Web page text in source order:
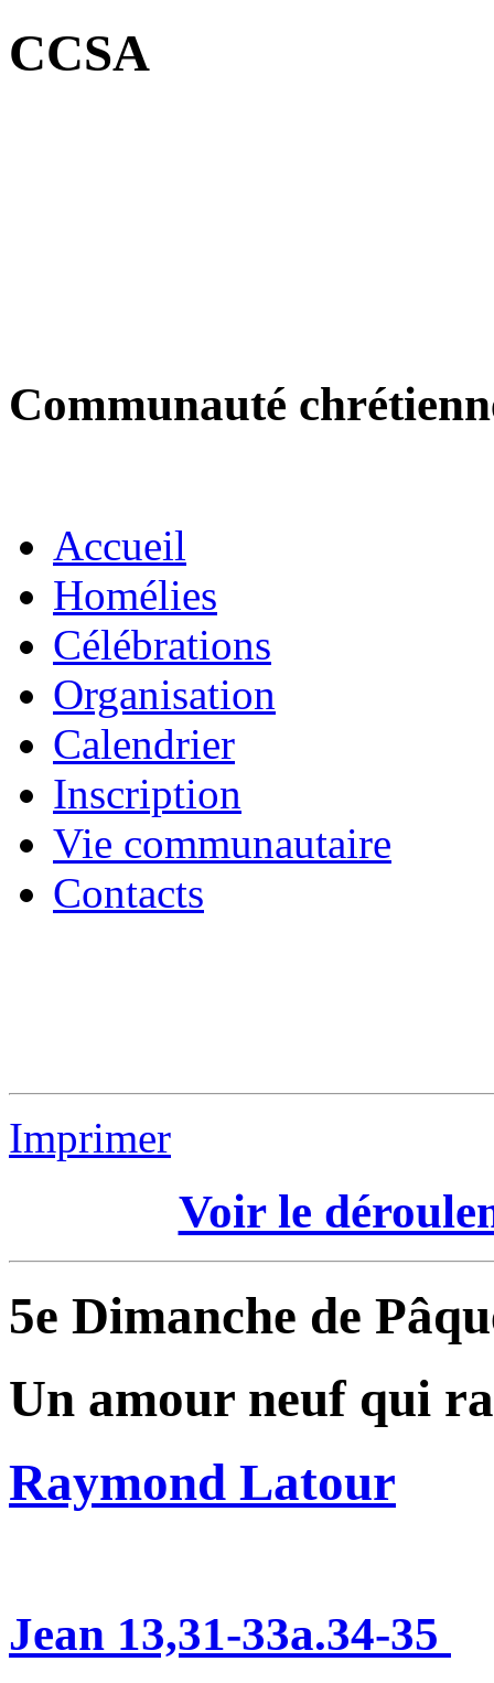
CCSA
Communauté
Accueil
Homélies
Célébrations
Organisation
Calendrier
Inscription
Vie communautaire
Contacts
Imprimer
Voir le
5e Dimanche de
Un amour neuf qui
Raymond Latour
Jean 13,31-33a.34-35